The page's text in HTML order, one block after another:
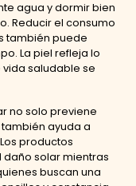
agua y dormir bien
Reducir el consumo
también puede
La piel refleja lo
vida saludable se
no solo previene
ayuda a
productos
daño solar mientras
buscan una